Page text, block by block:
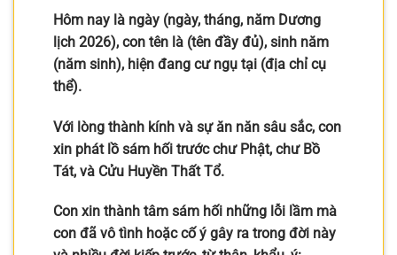
Hôm nay là ngày (ngày, tháng, năm Dương
lịch 2026), con tên là (tên đầy đủ), sinh năm
(năm sinh), hiện đang cư ngụ tại (địa chỉ cụ
thể).
Với lòng thành kính và sự ăn năn sâu sắc, con
xin phát lồ sám hối trước chư Phật, chư Bồ
Tát, và Cửu Huyền Thất Tổ.
Con xin thành tâm sám hối những lỗi lầm mà
con đã vô tình hoặc cố ý gây ra trong đời này